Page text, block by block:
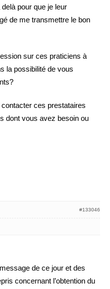
pour que je leur
de me transmettre le bon
sur ces praticiens à
la possibilité de vous
ces prestataires
dont vous avez besoin ou
#133046
de ce jour et des
concernant l’obtention du